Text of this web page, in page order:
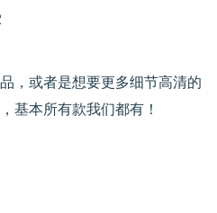
，或者是想要更多细节高清的
基本所有款我们都有！